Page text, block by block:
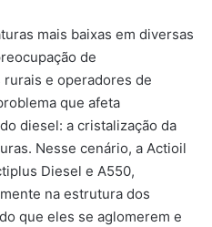
mais baixas em diversas
de
e operadores de
que afeta
diesel: a cristalização da
Nesse cenário, a Actioil
Diesel e A550,
na estrutura dos
que eles se aglomerem e